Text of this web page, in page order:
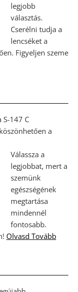
legjobb
választás.
Cserélni tudja a
lencséket a
Figyeljen szeme
S-147 C
a
Válassza a
legjobbat, mert a
szemünk
egészségének
megtartása
mindennél
fontosabb.
Olvasd Tovább